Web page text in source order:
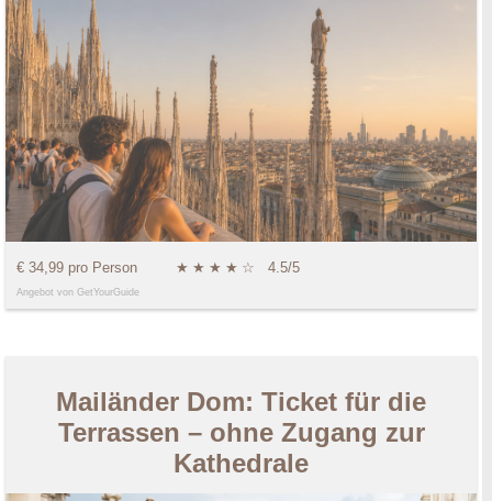
€ 34,99 pro Person ★ ★ ★ ★ ☆ 4.5/5
Angebot von GetYourGuide
Mailänder Dom: Ticket für die
Terrassen – ohne Zugang zur
Kathedrale